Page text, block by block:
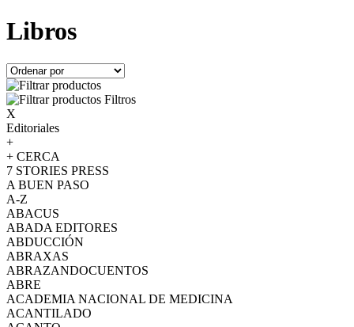
Libros
Filtros
X
Editoriales
+
+ CERCA
7 STORIES PRESS
A BUEN PASO
A-Z
ABACUS
ABADA EDITORES
ABDUCCIÓN
ABRAXAS
ABRAZANDOCUENTOS
ABRE
ACADEMIA NACIONAL DE MEDICINA
ACANTILADO